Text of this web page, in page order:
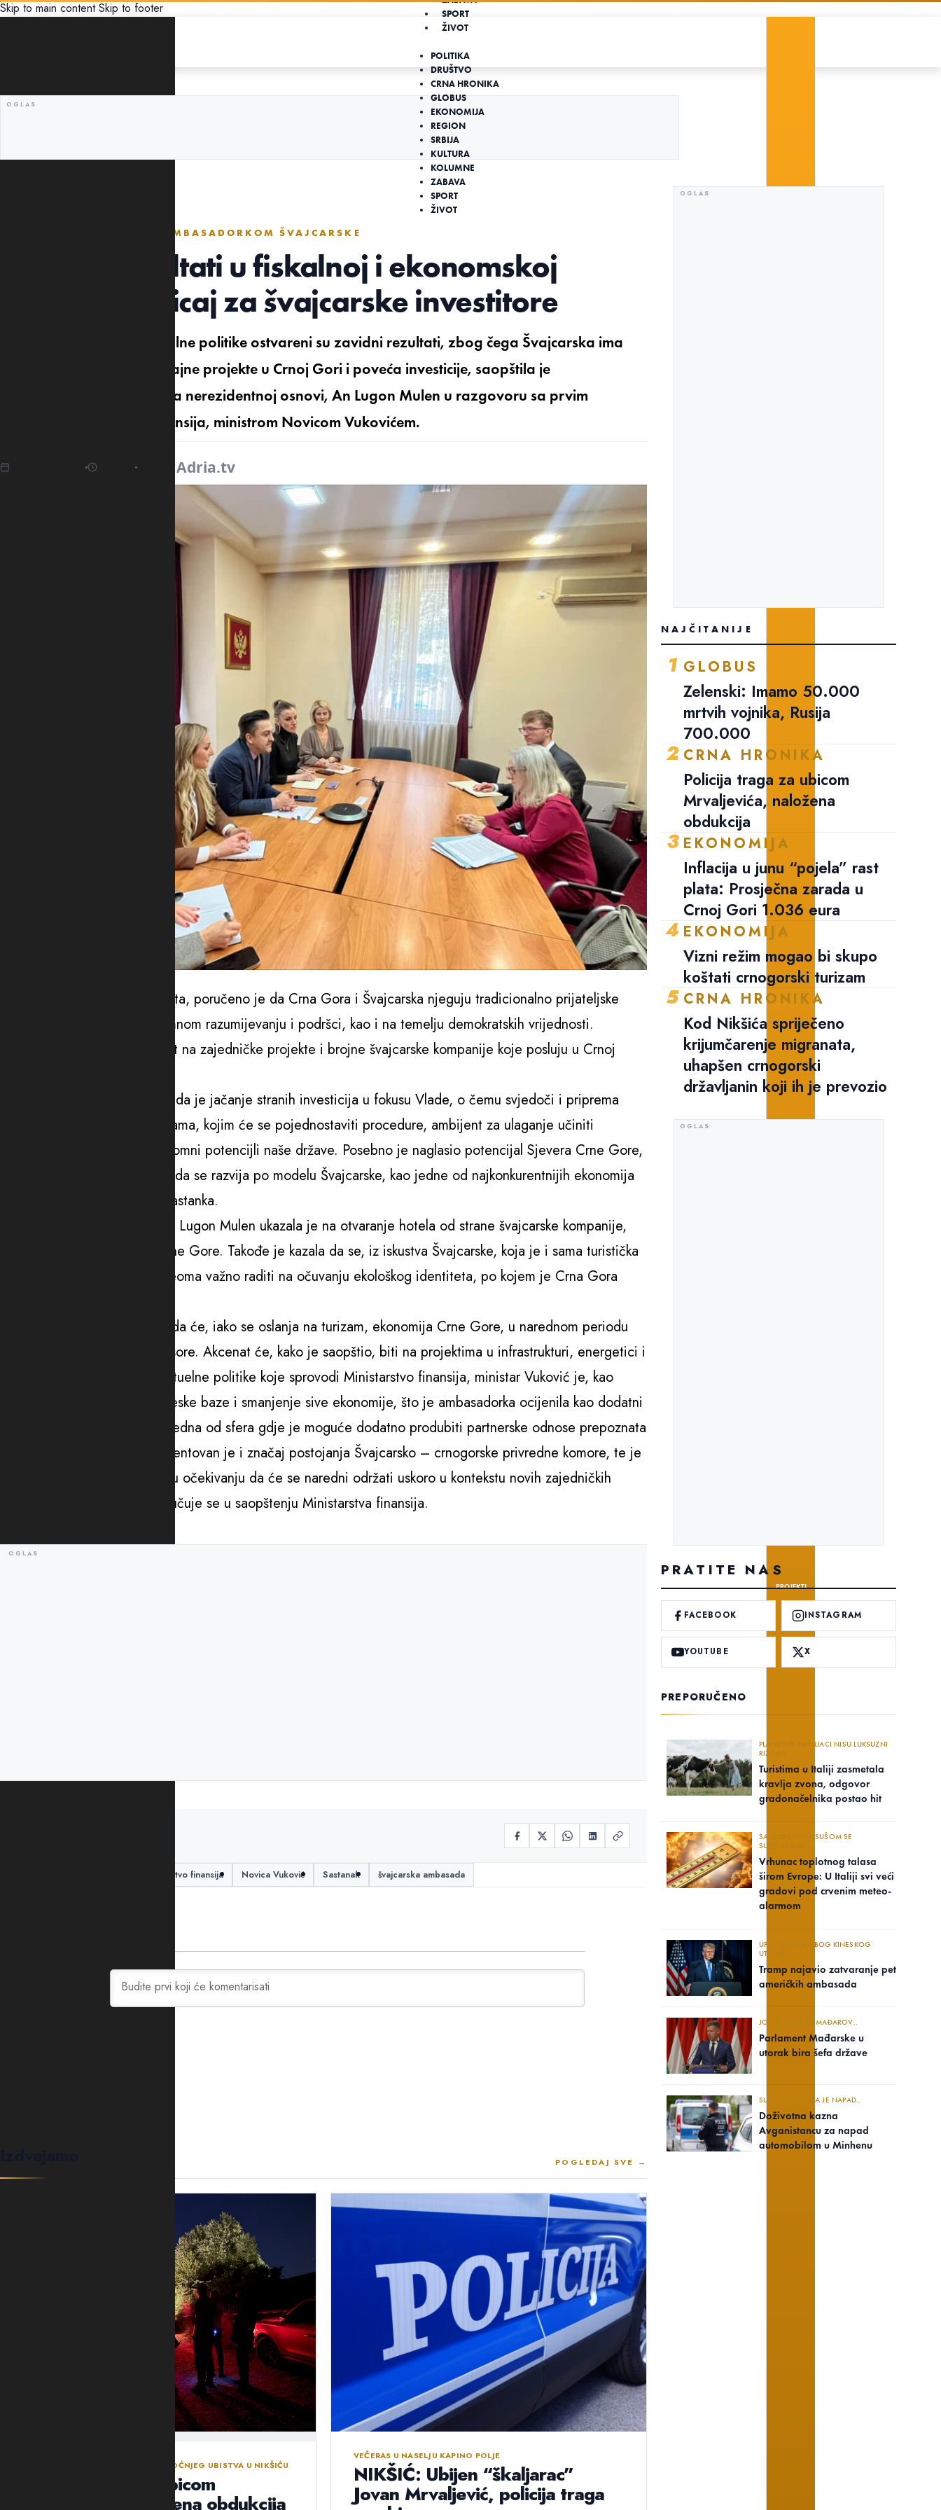
Skip to main content Skip to footer
SPORT
ŽIVOT
POLITIKA
DRUŠTVO
CRNA HRONIKA
GLOBUS
EKONOMIJA
REGION
SRBIJA
KULTURA
KOLUMNE
ZABAVA
SPORT
ŽIVOT
PROJEKTI
MINISTAR FINANSIJA SA AMBASADORKOM ŠVAJCARSKE
Zavidni rezultati u fiskalnoj i ekonomskoj
politici podsticaj za švajcarske investitore
Na putu ekonomske i fiskalne politike ostvareni su zavidni rezultati, zbog čega Švajcarska ima
potrebu da započne značajne projekte u Crnoj Gori i poveća investicije, saopštila je
ambasadorka te države na nerezidentnoj osnovi, An Lugon Mulen u razgovoru sa prvim
čovjekom crnogorskih finansija, ministrom Novicom Vukovićem.
Adria.tv
Tokom prvog zvaničnog susreta, poručeno je da Crna Gora i Švajcarska njeguju tradicionalno prijateljske
odnose, zasnovane na uzajamnom razumijevanju i podršci, kao i na temelju demokratskih vrijednosti.
Sastanak je bio prilika za osvrt na zajedničke projekte i brojne švajcarske kompanije koje posluju u Crnoj
„Ministar Vuković saopštio je da je jačanje stranih investicija u fokusu Vlade, o čemu svjedoči i priprema
zakona o strateškim investicijama, kojim će se pojednostaviti procedure, ambijent za ulaganje učiniti
atraktivnijim i valorizovati ogromni potencijli naše države. Posebno je naglasio potencijal Sjevera Crne Gore,
za koji je kazao da bi trebalo da se razvija po modelu Švajcarske, kao jedne od najkonkurentnijih ekonomija
na svijetu“, saopšteno je sa sastanka.
U tom kontekstu ambasadorka Lugon Mulen ukazala je na otvaranje hotela od strane švajcarske kompanije,
upravo u sjevernom dijelu Crne Gore. Takođe je kazala da se, iz iskustva Švajcarske, koja je i sama turistička
destinacija, pokazalo da je veoma važno raditi na očuvanju ekološkog identiteta, po kojem je Crna Gora
„Ministar Vuković poručio je da će, iako se oslanja na turizam, ekonomija Crne Gore, u narednom periodu
jačati i ulaganjem u druge resore. Akcenat će, kako je saopštio, biti na projektima u infrastrukturi, energetici i
poljoprivredi. Ukazujući na aktuelne politike koje sprovodi Ministarstvo finansija, ministar Vuković je, kao
prioritete istakao, širenje poreske baze i smanjenje sive ekonomije, što je ambasadorka ocijenila kao dodatni
podsticaj investitorima. Kao jedna od sfera gdje je moguće dodatno produbiti partnerske odnose prepoznata
je i oblast obrazovanja, a akcentovan je i značaj postojanja Švajcarsko – crnogorske privredne komore, te je
prvi radni sastanak zaključen u očekivanju da će se naredni održati uskoro u kontekstu novih zajedničkih
investicionih projekata“, zaključuje se u saopštenju Ministarstva finansija.
ministarstvo finansija Novica Vuković Sastanak švajcarska ambasada
POGLEDAJ SVE →
NASTAVLJENA ISTRAGA NAKON SINOĆNJEG UBISTVA U NIKŠIĆU
Policija traga za ubicom
Mrvaljevića, naložena obdukcija
VEČERAS U NASELJU KAPINO POLJE
NIKŠIĆ: Ubijen “škaljarac”
Jovan Mrvaljević, policija traga
NAJČITANIJE
1 GLOBUS
Zelenski: Imamo 50.000
mrtvih vojnika, Rusija
700.000
2 CRNA HRONIKA
Policija traga za ubicom
Mrvaljevića, naložena
obdukcija
3 EKONOMIJA
Inflacija u junu “pojela” rast
plata: Prosječna zarada u
Crnoj Gori 1.036 eura
4 EKONOMIJA
Vizni režim mogao bi skupo
koštati crnogorski turizam
5 CRNA HRONIKA
Kod Nikšića spriječeno
krijumčarenje migranata,
uhapšen crnogorski
državljanin koji ih je prevozio
PRATITE NAS
FACEBOOK INSTAGRAM
YOUTUBE X
PREPORUČENO
PLANINSKI PAŠNJACI NISU LUKSUZNI
RIZORTI
Turistima u Italiji zasmetala
kravlja zvona, odgovor
gradonačelnika postao hit
SA OZBILJNOM SUŠOM SE
SUOČAVAJU..
Vrhunac toplotnog talasa
širom Evrope: U Italiji svi veći
gradovi pod crvenim meteo-
alarmom
UPOZORENJA ZBOG KINESKOG
UTICAJA
Tramp najavio zatvaranje pet
američkih ambasada
JOŠ SE NE ZNA MAĐAROV..
Parlament Mađarske u
utorak bira šefa države
SUD UTVRDIO DA JE NAPAD..
Doživotna kazna
Avganistancu za napad
automobilom u Minhenu